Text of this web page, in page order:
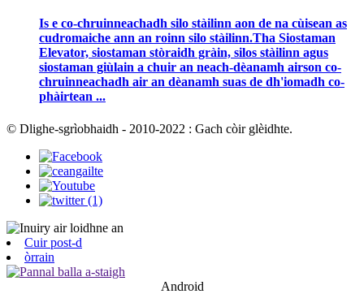
Is e co-chruinneachadh silo stàilinn aon de na cùisean as
cudromaiche ann an roinn silo stàilinn.Tha Siostaman
Elevator, siostaman stòraidh gràin, silos stàilinn agus
siostaman giùlain a chuir an neach-dèanamh airson co-
chruinneachadh air an dèanamh suas de dh'iomadh co-
phàirtean ...
© Dlighe-sgrìobhaidh - 2010-2022 : Gach còir glèidhte.
Cuir post-d
òrrain
Android